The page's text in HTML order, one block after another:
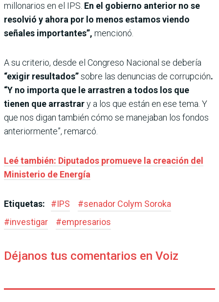
millonarios en el IPS. En el gobierno anterior no se
resolvió y ahora por lo menos estamos viendo
señales importantes”, mencionó.
A su criterio, desde el Congreso Nacional se debería
“exigir resultados”sobre las denuncias de corrupción.
“Y no importa que le arrastren a todos los que
tienen que arrastrary a los que están en ese tema. Y
que nos digan también cómo se manejaban los fondos
anteriormente”, remarcó.
Leé también: Diputados promueve la creación del
Ministerio de Energía
Etiquetas: #IPS #senador Colym Soroka
#investigar #empresarios
Déjanos tus comentarios en Voiz